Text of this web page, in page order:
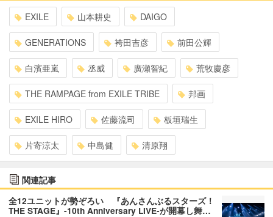
EXILE 山本耕史 DAIGO
GENERATIONS 袴田吉彦 前田公輝
白濱亜嵐 丞威 廣瀬智紀 荒牧慶彦
THE RAMPAGE from EXILE TRIBE 邦画
EXILE HIRO 佐藤流司 板垣瑞生
片寄涼太 中島健 清原翔
関連記事
全12ユニットが勢ぞろい 『あんさんぶるスターズ！
THE STAGE』-10th Anniversary LIVE-が開幕し舞…